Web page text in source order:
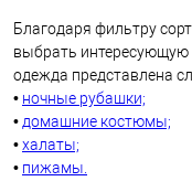
Благодаря фильтру
выбрать
одежда представлена
• ночные рубашки;
• домашние костюмы;
•халаты;
• пижамы.